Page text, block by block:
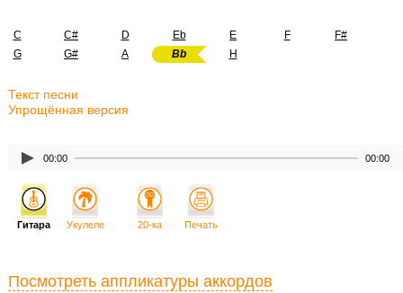
C C# D Eb E F
F#
G
G# A Bb H
Текст песни
Упрощённая версия
00:00 00:00
Гитара Укулеле 20-ка Печать
Посмотреть аппликатуры аккордов